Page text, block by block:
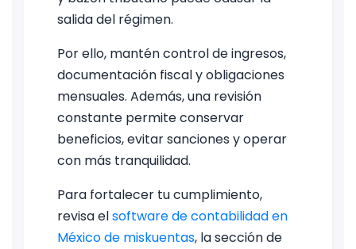
salida del régimen.
Por ello, mantén control de ingresos,
documentación fiscal y obligaciones
mensuales. Además, una revisión
constante permite conservar
beneficios, evitar sanciones y operar
con más tranquilidad.
Para fortalecer tu cumplimiento,
revisa elsoftware de contabilidad en
México de miskuentas, la sección de